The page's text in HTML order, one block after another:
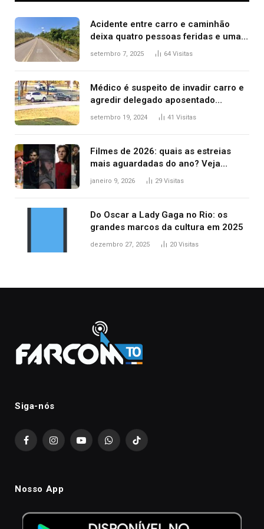
Acidente entre carro e caminhão
deixa quatro pessoas feridas e uma
mulher morta na TO-070
setembro 7, 2025 64 Visitas
Médico é suspeito de invadir carro e
agredir delegado aposentado
durante confusão no trânsito
setembro 19, 2024 41 Visitas
Filmes de 2026: quais as estreias
mais aguardadas do ano? Veja
principais lançamentos do cinema
janeiro 9, 2026 29 Visitas
Do Oscar a Lady Gaga no Rio: os
grandes marcos da cultura em 2025
dezembro 27, 2025 20 Visitas
Siga-nós
FacebookInstagramYouTubeWhatsAppTikTok
Nosso App